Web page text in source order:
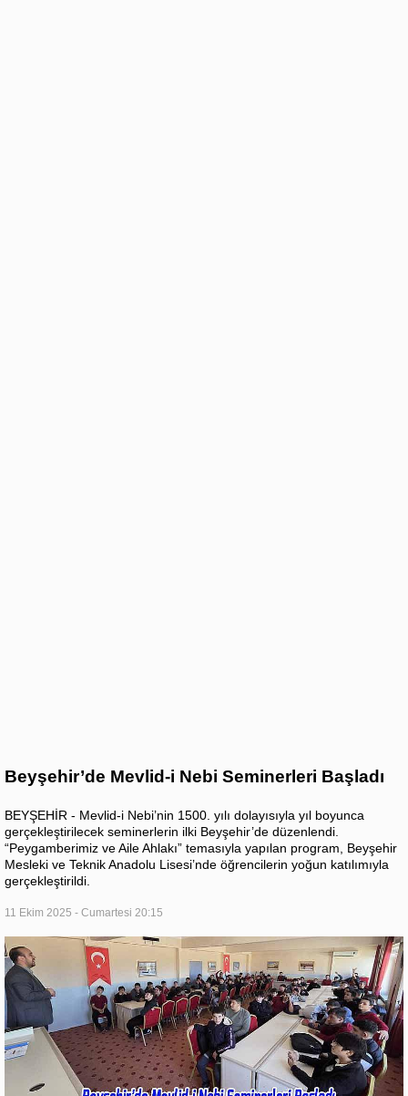
Beyşehir’de Mevlid-i Nebi Seminerleri Başladı
BEYŞEHİR - Mevlid-i Nebi’nin 1500. yılı dolayısıyla yıl boyunca
gerçekleştirilecek seminerlerin ilki Beyşehir’de düzenlendi.
“Peygamberimiz ve Aile Ahlakı” temasıyla yapılan program, Beyşehir
Mesleki ve Teknik Anadolu Lisesi’nde öğrencilerin yoğun katılımıyla
gerçekleştirildi.
11 Ekim 2025 - Cumartesi 20:15